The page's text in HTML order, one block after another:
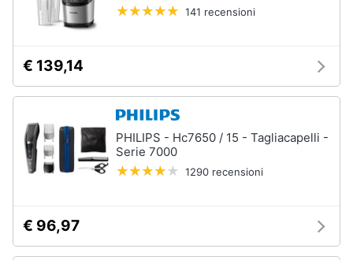
141 recensioni
€ 139,14
PHILIPS - Hc7650 / 15 - Tagliacapelli -
Serie 7000
1290 recensioni
€ 96,97